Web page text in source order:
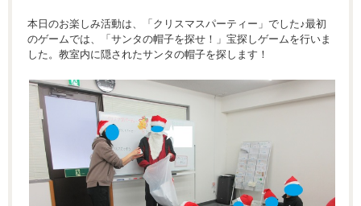
本日のお楽しみ活動は、「クリスマスパーティー」でした♪最初
のゲームでは、「サンタの帽子を探せ！」宝探しゲームを行いま
した。教室内に隠されたサンタの帽子を探します！